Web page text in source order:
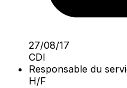
27/08/17
CDI
Responsable du
H/F